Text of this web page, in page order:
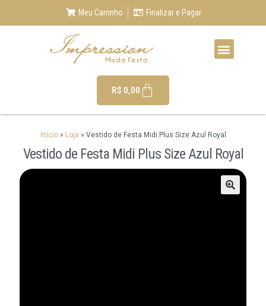
Meu Carrinho Finalizar e Pagar
R$ 0,00
Início» Loja » Vestido de Festa Midi Plus Size Azul Royal
Vestido de Festa Midi Plus Size Azul Royal